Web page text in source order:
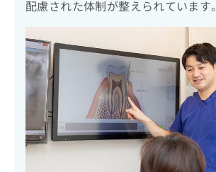
配慮された体制が整えられています。